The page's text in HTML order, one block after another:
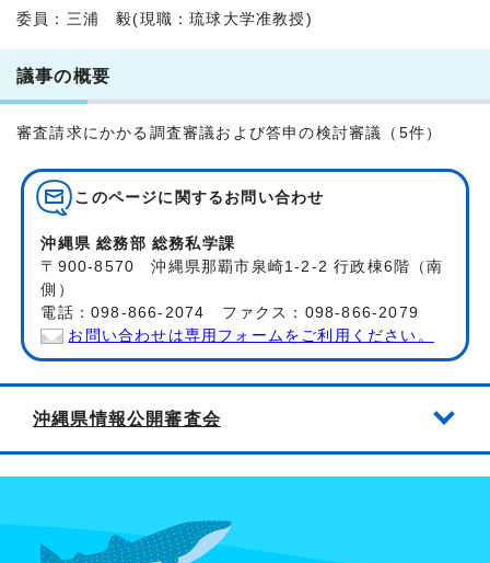
委員：三浦 毅(現職：琉球大学准教授)
議事の概要
審査請求にかかる調査審議および答申の検討審議（5件）
このページに関する お問い合わせ
沖縄県 総務部 総務私学課
〒900-8570 沖縄県那覇市泉崎1-2-2 行政棟6階（南
側）
電話：098-866-2074 ファクス：098-866-2079
お問い合わせは専用フォームをご利用ください。
沖縄県情報公開審査会